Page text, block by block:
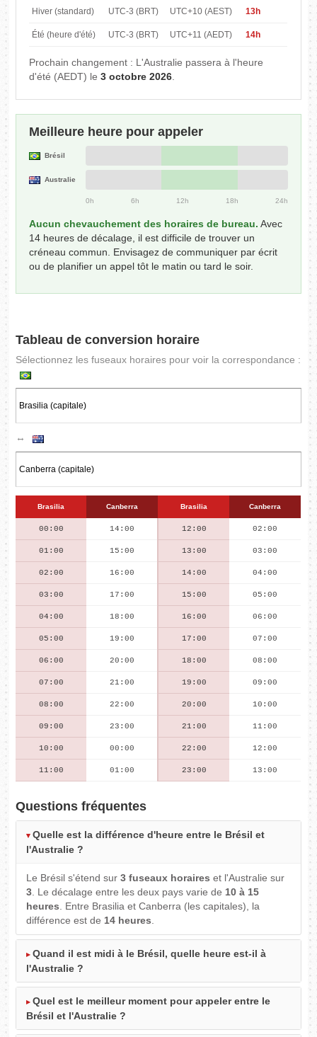
Hiver (standard) UTC-3 (BRT) UTC+10 (AEST) 13h
Été (heure d'été) UTC-3 (BRT) UTC+11 (AEDT) 14h
Prochain changement : L'Australie passera à l'heure
d'été (AEDT) le3 octobre 2026.
Meilleure heure pour appeler
Brésil
Australie
0h 6h 12h 18h 24h
Aucun chevauchement des horaires de bureau. Avec
14 heures de décalage, il est difficile de trouver un
créneau commun. Envisagez de communiquer par écrit
ou de planifier un appel tôt le matin ou tard le soir.
Tableau de conversion horaire
Sélectionnez les fuseaux horaires pour voir la correspondance :
↔
Brasilia Canberra Brasilia Canberra
00:00 14:00 12:00 02:00
01:00 15:00 13:00 03:00
02:00 16:00 14:00 04:00
03:00 17:00 15:00 05:00
04:00 18:00 16:00 06:00
05:00 19:00 17:00 07:00
06:00 20:00 18:00 08:00
07:00 21:00 19:00 09:00
08:00 22:00 20:00 10:00
09:00 23:00 21:00 11:00
10:00 00:00 22:00 12:00
11:00 01:00 23:00 13:00
Questions fréquentes
Quelle est la différence d'heure entre le Brésil et
l'Australie ?
Le Brésil s'étend sur3 fuseaux horaires et l'Australie sur
3. Le décalage entre les deux pays varie de 10 à 15
heures. Entre Brasilia et Canberra (les capitales), la
différence est de 14 heures.
Quand il est midi à le Brésil, quelle heure est-il à
l'Australie ?
Quel est le meilleur moment pour appeler entre le
Brésil et l'Australie ?